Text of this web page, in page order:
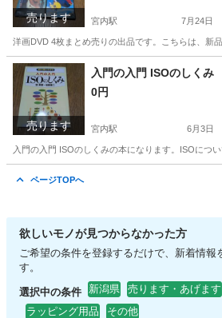
売ります 宮内駅 7月24日
洋画DVD 4枚まとめ売りの出品です。こちらは、新
新潟 長岡市 宮内駅 DVD/ブルーレイ
売ります
入門の入門 ISOのしくみ
0円
宮内駅 6月3日
入門の入門 ISOのしくみの本になります。ISOにつ
ページTOPへ
欲しいモノが見つからなかった方
ご希望の条件を登録するだけで、新着情報
す。
選択中の条件 新潟県 売ります・あげます
ラッピング用品
その他